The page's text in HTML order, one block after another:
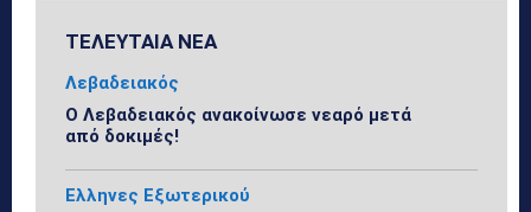
ΤΕΛΕΥΤΑΙΑ ΝΕΑ
Λεβαδειακός
Ο Λεβαδειακός ανακοίνωσε νεαρό μετά
από δοκιμές!
Ελληνες Εξωτερικού